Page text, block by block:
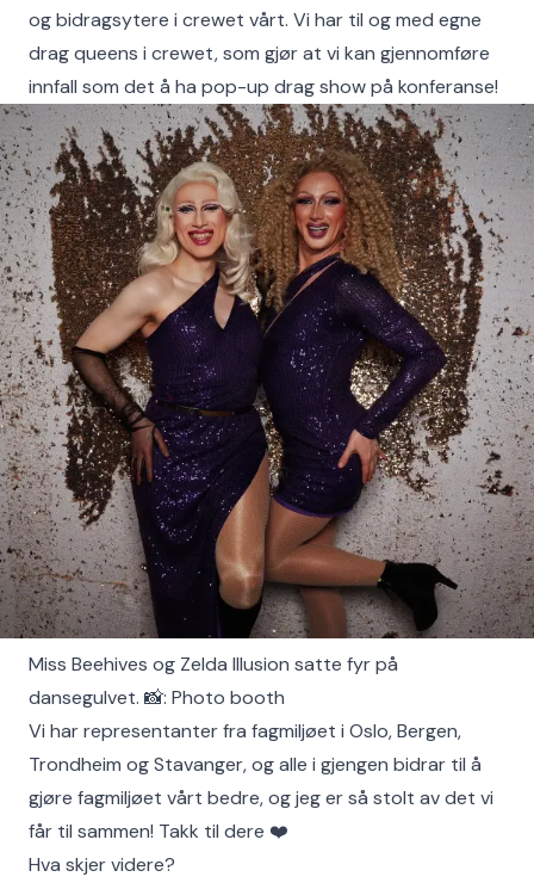
og bidragsytere i crewet vårt. Vi har til og med egne
drag queens i crewet, som gjør at vi kan gjennomføre
innfall som det å ha pop-up drag show på konferanse!
Miss Beehives og Zelda Illusion satte fyr på
dansegulvet. 📸: Photo booth
Vi har representanter fra fagmiljøet i Oslo, Bergen,
Trondheim og Stavanger, og alle i gjengen bidrar til å
gjøre fagmiljøet vårt bedre, og jeg er så stolt av det vi
får til sammen! Takk til dere ❤️
Hva skjer videre?